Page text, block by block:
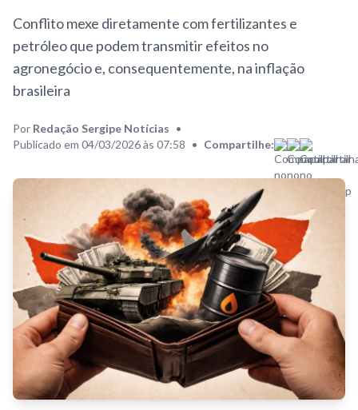
Conflito mexe diretamente com fertilizantes e
petróleo que podem transmitir efeitos no
agronegócio e, consequentemente, na inflação
brasileira
Por Redação Sergipe Notícias •
Publicado em 04/03/2026 às 07:58 • Compartilhe: